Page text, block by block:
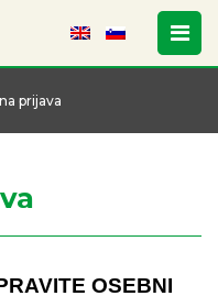
prijava
OSEBNI